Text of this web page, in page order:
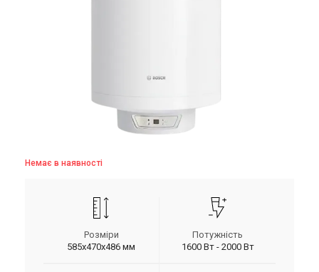
Немає в наявності
Розміри
585х470х486 мм
Потужність
1600 Вт - 2000 Вт